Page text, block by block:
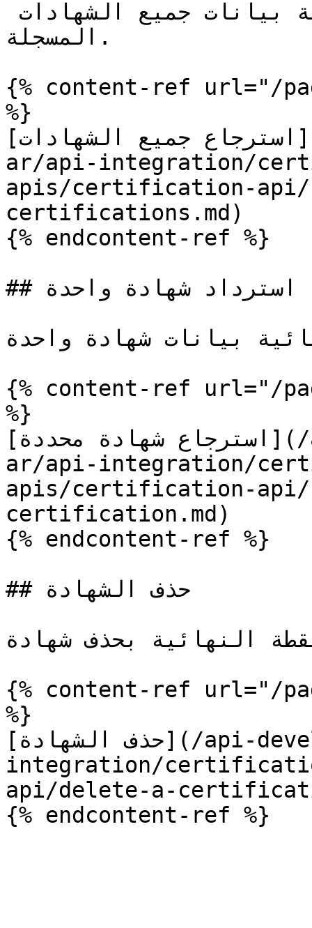
المسجلة.
{% content-ref url="/
%}
[استرجاع جميع الشهادات](/api-developer-guide/api-
ar/api-integration/
apis/certification-
certifications.md)
{% endcontent-ref %}
## استرداد شهادة واحدة
بيانات شهادة واحدة.
{% content-ref url="/
%}
[استرجاع شهادة محددة](/api-developer-guide/api-
ar/api-integration/
apis/certification-
certification.md)
{% endcontent-ref %}
## حذف الشهادة
النهائية بحذف شهادة.
{% content-ref url="/
%}
[حذف الشهادة](/api-developer-guide/api-ar/api-
integration/
api/delete-a-